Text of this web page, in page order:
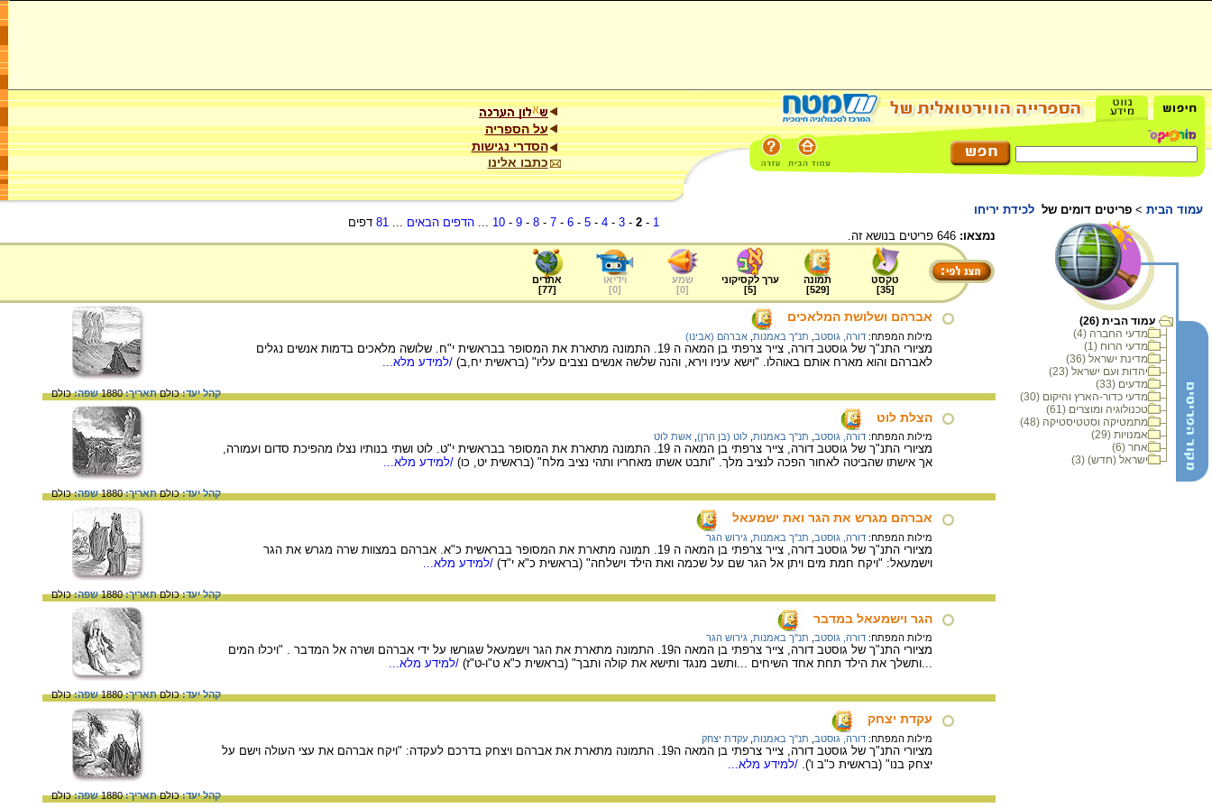
על הספריה
הסדרי נגישות
כתבו אלינו
עמוד הבית > פריטים דומים של לכידת יריחו
עמוד הבית (26)
מדעי החברה (4)
מדעי הרוח (1)
מדינת ישראל (36)
יהדות ועם ישראל (23)
מדעים (33)
מדעי כדור-הארץ והיקום (30)
טכנולוגיה ומוצרים (61)
מתמטיקה וסטטיסטיקה (48)
אמנויות (29)
אחר (6)
ישראל (חדש) (3)
1
-
2
-
3
-
4
-
5
-
6
-
7
-
8
-
9
-
10
...הדפים הבאים ...
81 דפים
נמצאו:
טקסט
[
35
]
תמונה
[
529
]
ערך לקסיקוני
[
5
]
שמע
[
0
]
וידיאו
[
0
]
אתרים
[
77
]
אברהם ושלושת המלאכים
מילות המפתח: דורה, גוסטב תנ"ך באמנות אברהם (אבינו)
מציורי התנ"ך של גוסטב דורה, צייר צרפתי בן המאה ה 19. התמונה מתארת את המסופר בבראשית י"ח. שלושה מלאכים בדמות אנשים נגלים
לאברהם והוא מארח אותם באוהלו. "וישא עיניו וירא, והנה שלשה אנשים נצבים עליו" (בראשית יח,ב) /למידע מלא...
קהל יעד:כולםתאריך:1880 שפה:כולם
הצלת לוט
מילות המפתח: דורה, גוסטב תנ"ך באמנות לוט (בן הרן) אשת לוט
מציורי התנ"ך של גוסטב דורה, צייר צרפתי בן המאה ה 19. התמונה מתארת את המסופר בבראשית י"ט. לוט ושתי בנותיו נצלו מהפיכת סדום ועמורה,
אך אישתו שהביטה לאחור הפכה לנציב מלך. "ותבט אשתו מאחריו ותהי נציב מלח" (בראשית יט, כו) /למידע מלא...
קהל יעד:כולםתאריך:1880 שפה:כולם
אברהם מגרש את הגר ואת ישמעאל
מילות המפתח: דורה, גוסטב תנ"ך באמנות גירוש הגר
מציורי התנ"ך של גוסטב דורה, צייר צרפתי בן המאה ה 19. תמונה מתארת את המסופר בבראשית כ"א. אברהם במצוות שרה מגרש את הגר
וישמעאל: "ויקח חמת מים ויתן אל הגר שם על שכמה ואת הילד וישלחה" (בראשית כ"א י"ד) /למידע מלא...
קהל יעד:כולםתאריך:1880 שפה:כולם
הגר וישמעאל במדבר
מילות המפתח: דורה, גוסטב תנ"ך באמנות גירוש הגר
מציורי התנ"ך של גוסטב דורה, צייר צרפתי בן המאה ה19. התמונה מתארת את הגר וישמעאל שגורשו על ידי אברהם ושרה אל המדבר . "ויכלו המים
...ותשלך את הילד תחת אחד השיחים ...ותשב מנגד ותישא את קולה ותבך" (בראשית כ"א ט"ו-ט"ז) /למידע מלא...
קהל יעד:כולםתאריך:1880 שפה:כולם
עקדת יצחק
מילות המפתח: דורה, גוסטב תנ"ך באמנות עקדת יצחק
מציורי התנ"ך של גוסטב דורה, צייר צרפתי בן המאה ה19. התמונה מתארת את אברהם ויצחק בדרכם לעקדה: "ויקח אברהם את עצי העולה וישם על
יצחק בנו" (בראשית כ"ב ו'). /למידע מלא...
קהל יעד:כולםתאריך:1880 שפה:כולם